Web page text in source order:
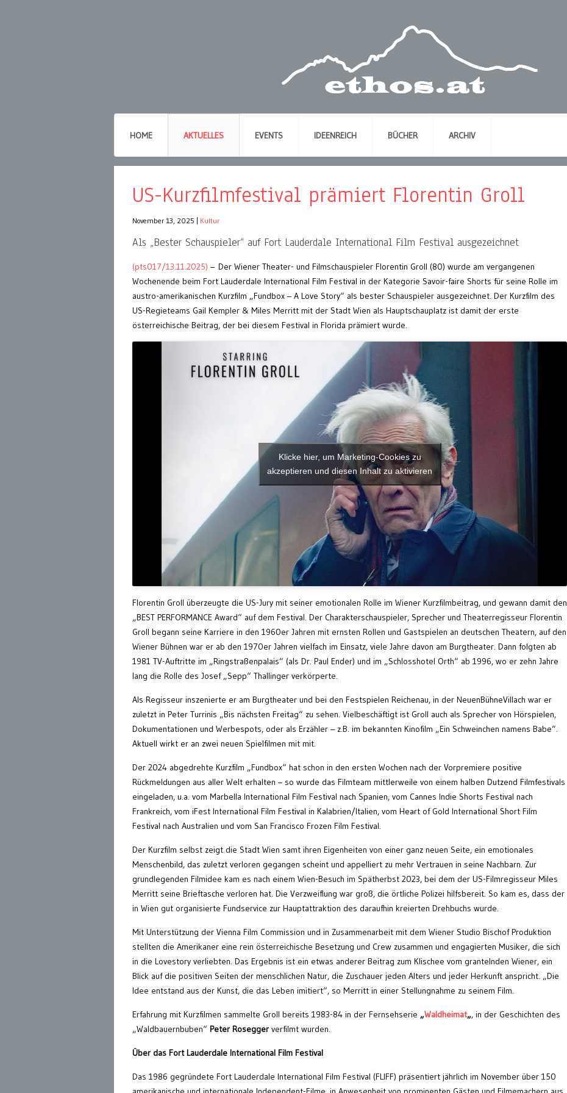
HOME AKTUELLES EVENTS IDEENREICH BÜCHER ARCHIV
US-Kurzfilmfestival prämiert Florentin Groll
November 13, 2025 Kultur
Als „Bester Schauspieler“ auf Fort Lauderdale International Film Festival ausgezeichnet
(pts017/13.11.2025) – Der Wiener Theater- und Filmschauspieler Florentin Groll (80) wurde am vergangenen
Wochenende beim Fort Lauderdale International Film Festival in der Kategorie Savoir-faire Shorts für seine Rolle im
austro-amerikanischen Kurzfilm „Fundbox – A Love Story“ als bester Schauspieler ausgezeichnet. Der Kurzfilm des
US-Regieteams Gail Kempler & Miles Merritt mit der Stadt Wien als Hauptschauplatz ist damit der erste
österreichische Beitrag, der bei diesem Festival in Florida prämiert wurde.
Klicke hier, um Marketing-Cookies zu
akzeptieren und diesen Inhalt zu aktivieren
Florentin Groll überzeugte die US-Jury mit seiner emotionalen Rolle im Wiener Kurzfilmbeitrag, und gewann damit den
„BEST PERFORMANCE Award“ auf dem Festival. Der Charakterschauspieler, Sprecher und Theaterregisseur Florentin
Groll begann seine Karriere in den 1960er Jahren mit ernsten Rollen und Gastspielen an deutschen Theatern, auf den
Wiener Bühnen war er ab den 1970er Jahren vielfach im Einsatz, viele Jahre davon am Burgtheater. Dann folgten ab
1981 TV-Auftritte im „Ringstraßenpalais“ (als Dr. Paul Ender) und im „Schlosshotel Orth“ ab 1996, wo er zehn Jahre
lang die Rolle des Josef „Sepp“ Thallinger verkörperte.
Als Regisseur inszenierte er am Burgtheater und bei den Festspielen Reichenau, in der NeuenBühneVillach war er
zuletzt in Peter Turrinis „Bis nächsten Freitag“ zu sehen. Vielbeschäftigt ist Groll auch als Sprecher von Hörspielen,
Dokumentationen und Werbespots, oder als Erzähler – z.B. im bekannten Kinofilm „Ein Schweinchen namens Babe“.
Aktuell wirkt er an zwei neuen Spielfilmen mit mit.
Der 2024 abgedrehte Kurzfilm „Fundbox“ hat schon in den ersten Wochen nach der Vorpremiere positive
Rückmeldungen aus aller Welt erhalten – so wurde das Filmteam mittlerweile von einem halben Dutzend Filmfestivals
eingeladen, u.a. vom Marbella International Film Festival nach Spanien, vom Cannes Indie Shorts Festival nach
Frankreich, vom iFest International Film Festival in Kalabrien/Italien, vom Heart of Gold International Short Film
Festival nach Australien und vom San Francisco Frozen Film Festival.
Der Kurzfilm selbst zeigt die Stadt Wien samt ihren Eigenheiten von einer ganz neuen Seite, ein emotionales
Menschenbild, das zuletzt verloren gegangen scheint und appelliert zu mehr Vertrauen in seine Nachbarn. Zur
grundlegenden Filmidee kam es nach einem Wien-Besuch im Spätherbst 2023, bei dem der US-Filmregisseur Miles
Merritt seine Brieftasche verloren hat. Die Verzweiflung war groß, die örtliche Polizei hilfsbereit. So kam es, dass der
in Wien gut organisierte Fundservice zur Hauptattraktion des daraufhin kreierten Drehbuchs wurde.
Mit Unterstützung der Vienna Film Commission und in Zusammenarbeit mit dem Wiener Studio Bischof Produktion
stellten die Amerikaner eine rein österreichische Besetzung und Crew zusammen und engagierten Musiker, die sich
in die Lovestory verliebten. Das Ergebnis ist ein etwas anderer Beitrag zum Klischee vom grantelnden Wiener, ein
Blick auf die positiven Seiten der menschlichen Natur, die Zuschauer jeden Alters und jeder Herkunft anspricht. „Die
Idee entstand aus der Kunst, die das Leben imitiert“, so Merritt in einer Stellungnahme zu seinem Film.
Erfahrung mit Kurzfilmen sammelte Groll bereits 1983-84 in der Fernsehserie „Waldheimat„, in der Geschichten des
„Waldbauernbuben“ Peter Rosegger verfilmt wurden.
Über das Fort Lauderdale International Film Festival
Das 1986 gegründete Fort Lauderdale International Film Festival (FLIFF) präsentiert jährlich im November über 150